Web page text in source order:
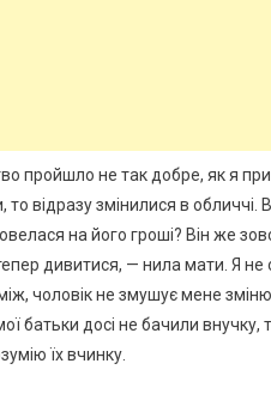
пройшло не так добре, як я
то відразу змінилися в
на його гроші? Він же
дивитися, — нила мати. Я не
чоловік не змушує мене
батьки досі не бачили
їх вчинку.